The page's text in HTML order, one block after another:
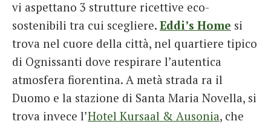
vi aspettano 3 strutture ricettive eco-
sostenibili tra cui scegliere. Eddi’s Home si
trova nel cuore della città, nel quartiere tipico
di Ognissanti dove respirare l’autentica
atmosfera fiorentina. A metà strada ra il
Duomo e la stazione di Santa Maria Novella, si
trova invece l’Hotel Kursaal & Ausonia, che